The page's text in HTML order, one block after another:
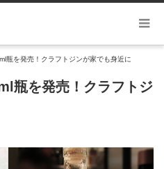
瓶を発売！クラフトジンが家でも身近に
瓶を発売！クラフトジ